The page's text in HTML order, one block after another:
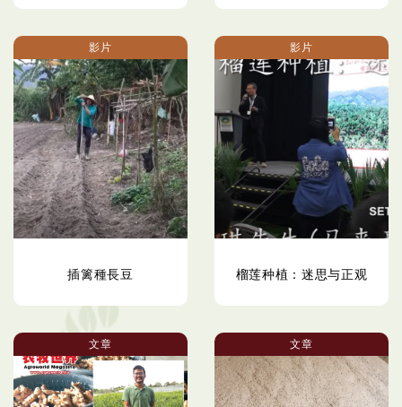
影片
插篱種長豆
影片
榴莲种植：迷思与正观
文章 文章